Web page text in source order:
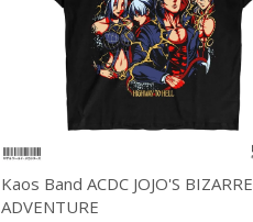
Kaos Band ACDC JOJO'S BIZARRE
ADVENTURE